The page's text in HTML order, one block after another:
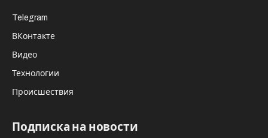
Telegram
ВКонтакте
Видео
Технологии
Происшествия
Подписка на новости